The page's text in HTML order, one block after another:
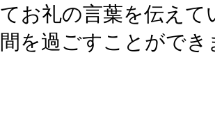
てお礼の言葉を伝え
間を過ごすことができ